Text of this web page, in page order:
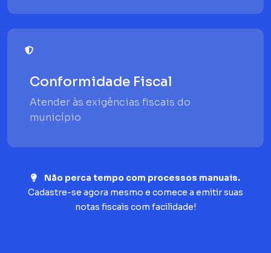
Conformidade Fiscal
Atender às exigências fiscais do
município
Não perca tempo com processos manuais.
Cadastre-se agora mesmo e comece a emitir suas
notas fiscais com facilidade!